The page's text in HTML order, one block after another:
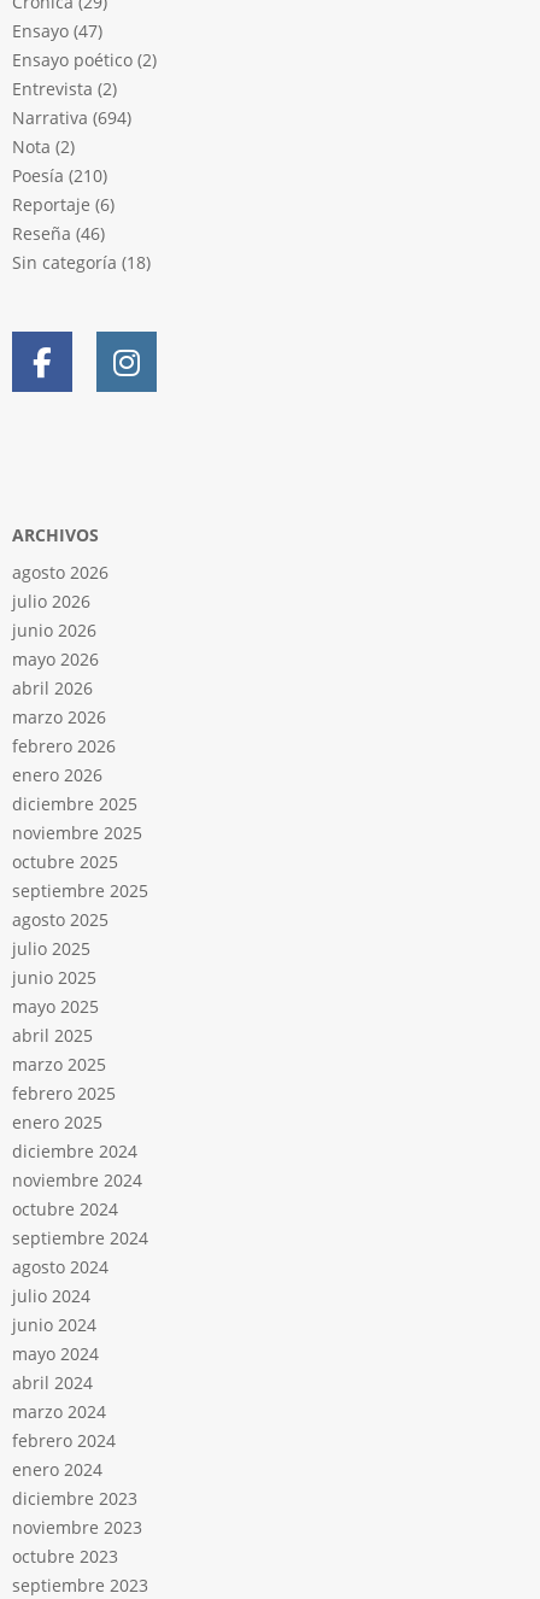
Ensayo (47)
Ensayo poético (2)
Entrevista (2)
Narrativa (694)
Nota (2)
Poesía (210)
Reportaje (6)
Reseña (46)
Sin categoría (18)
ARCHIVOS
agosto 2026
julio 2026
junio 2026
mayo 2026
abril 2026
marzo 2026
febrero 2026
enero 2026
diciembre 2025
noviembre 2025
octubre 2025
septiembre 2025
agosto 2025
julio 2025
junio 2025
mayo 2025
abril 2025
marzo 2025
febrero 2025
enero 2025
diciembre 2024
noviembre 2024
octubre 2024
septiembre 2024
agosto 2024
julio 2024
junio 2024
mayo 2024
abril 2024
marzo 2024
febrero 2024
enero 2024
diciembre 2023
noviembre 2023
octubre 2023
septiembre 2023